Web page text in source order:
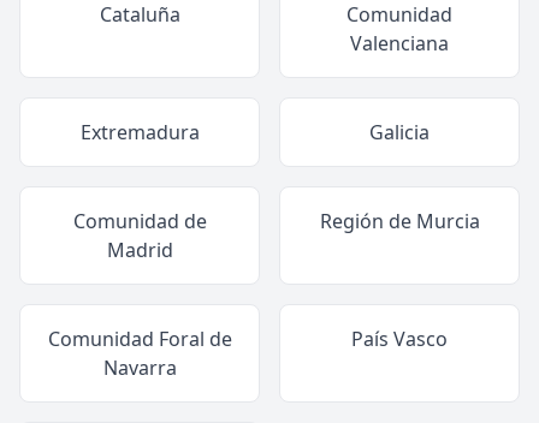
Cataluña
Comunidad
Valenciana
Extremadura Galicia
Comunidad de
Madrid
Región de Murcia
Comunidad Foral de
Navarra
País Vasco